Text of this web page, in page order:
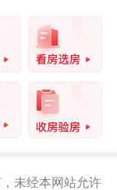
岭村，该村
个已有近650
未经本网站允许